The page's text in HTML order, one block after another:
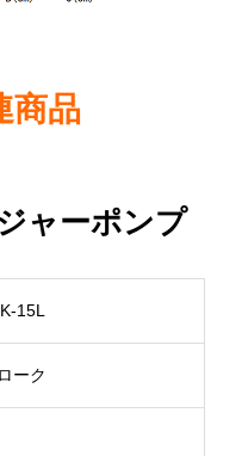
商品
ャーポンプ
15L
ーク